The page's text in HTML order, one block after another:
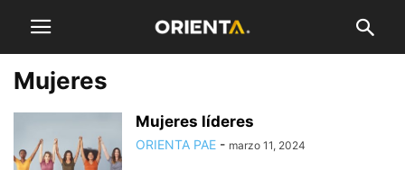
Mujeres
Mujeres líderes
ORIENTA PAE - marzo 11, 2024